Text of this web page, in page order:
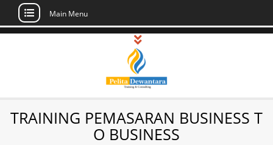
Skip
Main Menu
Pusat Pelatihan
dan Sertifikasi –
Sertifikasi di Indonesia
TRAINING PEMASARAN BUSINESS T
O BUSINESS